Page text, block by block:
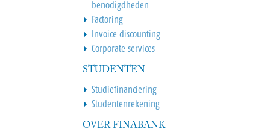
benodigdheden
Factoring
Invoice discounting
Corporate services
STUDENTEN
Studiefinanciering
Studentenrekening
OVER FINABANK